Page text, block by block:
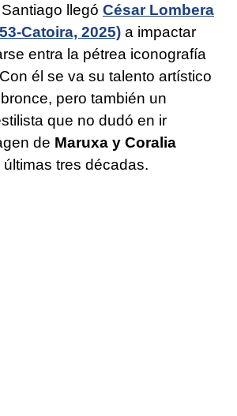
llegó César Lombera
Catoira, 2025) a impactar
entra la pétrea iconografía
él se va su talento artístico
pero también un
que no dudó en ir
de Maruxa y Coralia
últimas tres décadas.